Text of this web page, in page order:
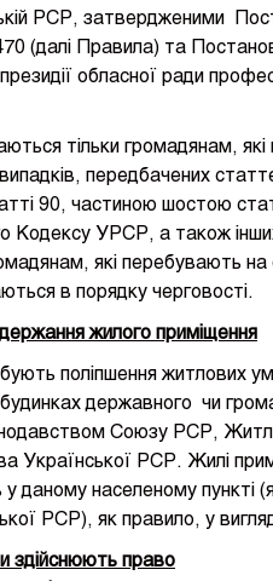
РСР, затвердженими
(далі Правила) та
обласної ради
тільки громадянам,
передбачених
90, частиною шостою
Кодексу УРСР, а також
які перебувають на
в порядку черговості.
жилого приміщення
поліпшення житлових
державного чи
Союзу РСР,
Української РСР. Жилі
у даному населеному пункті
РСР), як правило, у
здійснюють право